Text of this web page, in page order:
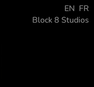
EN FR
Block 8 Studios